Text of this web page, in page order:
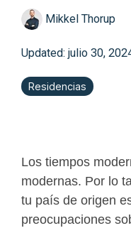
Mikkel Thorup
Updated: julio 30,
Residencias
Los tiempos
modernas. Por lo
tu país de origen
preocupaciones